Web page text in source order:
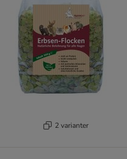
2 varianter